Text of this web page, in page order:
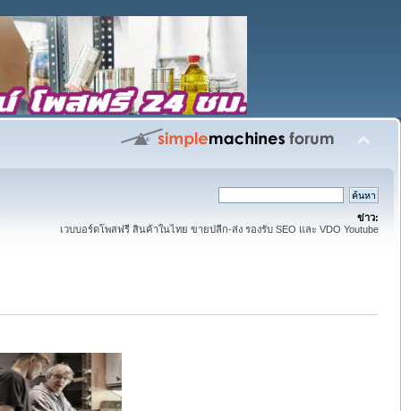
ข่าว:
เวบบอร์ดโพสฟรี สินค้าในไทย ขายปลีก-ส่ง รองรับ SEO และ VDO Youtube